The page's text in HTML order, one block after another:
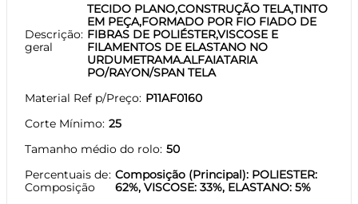
Descrição
geral
TECIDO PLANO,CONSTRUÇÃO TELA,TINTO
EM PEÇA,FORMADO POR FIO FIADO DE
FIBRAS DE POLIÉSTER,VISCOSE E
FILAMENTOS DE ELASTANO NO
URDUMETRAMA.ALFAIATARIA
PO/RAYON/SPAN TELA
Material Ref p/Preço P11AF0160
Corte Mínimo 25
Tamanho médio do rolo 50
Percentuais de
Composição
Composição (Principal): POLIESTER:
62%, VISCOSE: 33%, ELASTANO: 5%